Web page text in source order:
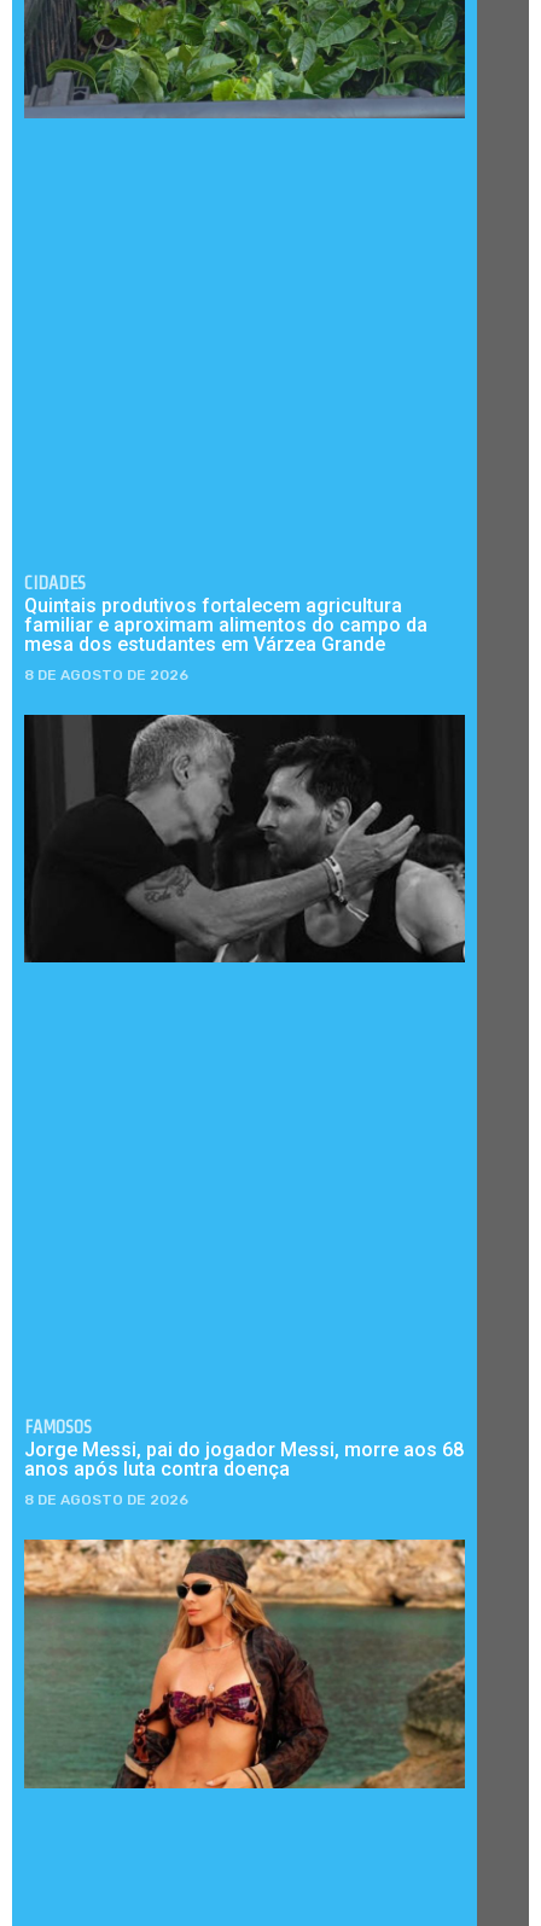
CIDADES
Quintais produtivos fortalecem agricultura
familiar e aproximam alimentos do campo da
mesa dos estudantes em Várzea Grande
8 DE AGOSTO DE 2026
FAMOSOS
Jorge Messi, pai do jogador Messi, morre aos 68
anos após luta contra doença
8 DE AGOSTO DE 2026